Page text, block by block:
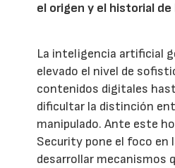
el origen y el historial
La inteligencia artificial
elevado el nivel de
contenidos digitales
dificultar la distinción
manipulado. Ante este
Security pone el foco en
desarrollar mecanismos